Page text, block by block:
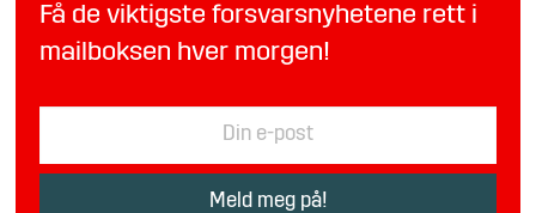
Få de viktigste forsvarsnyhetene rett i
mailboksen hver morgen!